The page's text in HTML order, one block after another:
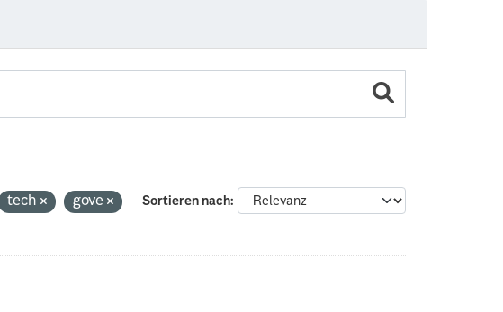
Sortieren nach
tech
gove